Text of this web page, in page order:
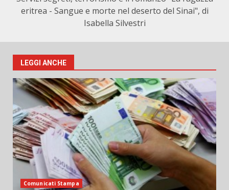
eritrea - Sangue e morte nel deserto del Sinai", di
Isabella Silvestri
LEGGI ANCHE
Comunicati Stampa